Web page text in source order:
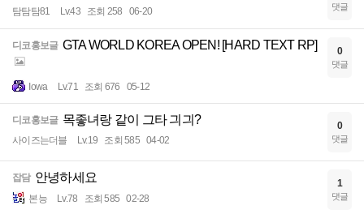
탐탐탐81 Lv.43 조회 258 06-20 댓글
디코홍보글 GTA WORLD KOREA OPEN! [HARD TEXT RP]
Iowa Lv.71 조회 676 05-12
0
댓글
디코홍보글 목좋녀랑 같이 그타 긔긔?
사이즈는더블 Lv.19 조회 585 04-02
0
댓글
잡담 안녕하세요
본능 Lv.78 조회 585 02-28
1
댓글